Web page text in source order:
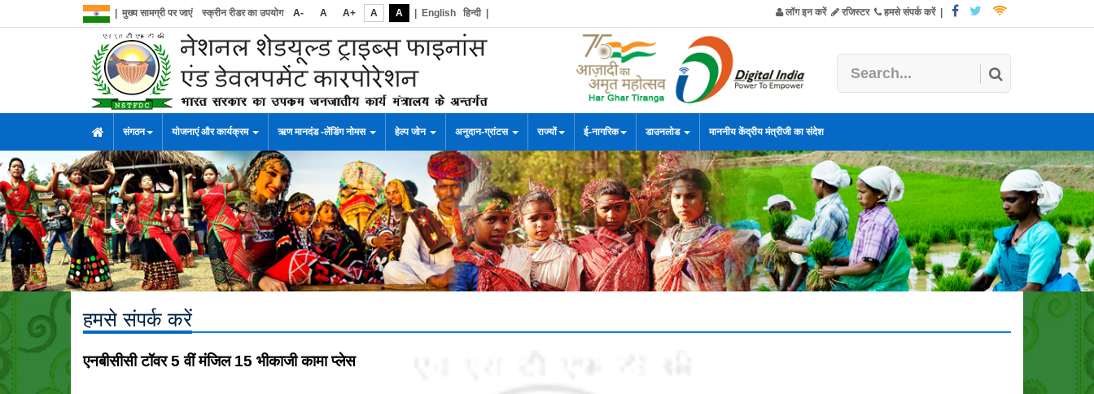
मुख्य सामग्री पर जाएं स्क्रीन रीडर का उपयोग A- A A+ A A English हिन्दी| लॉग इन करें रजिस्टर हमसे संपर्क करें|
संगठन योजनाएं और कार्यक्रम ऋण मानदंड -लेंडिंग नोमस हेल्प जोन अनुदान-ग्रांटस राज्यों ई-नागरिक डाउनलोड माननीय केंद्रीय मंत्रीजी का संदेश
हमसे संपर्क करें
एनबीसीसी टॉवर 5 वीं मंजिल 15 भीकाजी कामा प्लेस